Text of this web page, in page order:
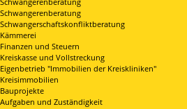
Schwangerenberatung
Schwangerschaftskonfliktberatung
Kämmerei
Finanzen und Steuern
Kreiskasse und Vollstreckung
Eigenbetrieb "Immobilien der Kreiskliniken"
Kreisimmobilien
Bauprojekte
Aufgaben und Zuständigkeit